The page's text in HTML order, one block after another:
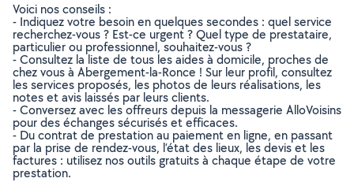
Voici nos conseils :
- Indiquez votre besoin en quelques secondes : quel service
recherchez-vous ? Est-ce urgent ? Quel type de prestataire,
particulier ou professionnel, souhaitez-vous ?
- Consultez la liste de tous les aides à domicile, proches de
chez vous à Abergement-la-Ronce ! Sur leur profil, consultez
les services proposés, les photos de leurs réalisations, les
notes et avis laissés par leurs clients.
- Conversez avec les offreurs depuis la messagerie AlloVoisins
pour des échanges sécurisés et efficaces.
- Du contrat de prestation au paiement en ligne, en passant
par la prise de rendez-vous, l’état des lieux, les devis et les
factures : utilisez nos outils gratuits à chaque étape de votre
prestation.